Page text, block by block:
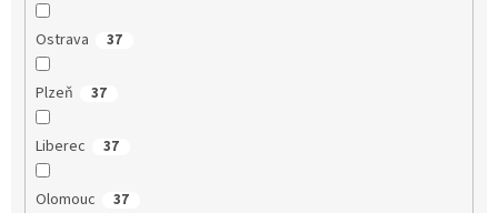
Ostrava 37
Plzeň 37
Liberec 37
Olomouc 37